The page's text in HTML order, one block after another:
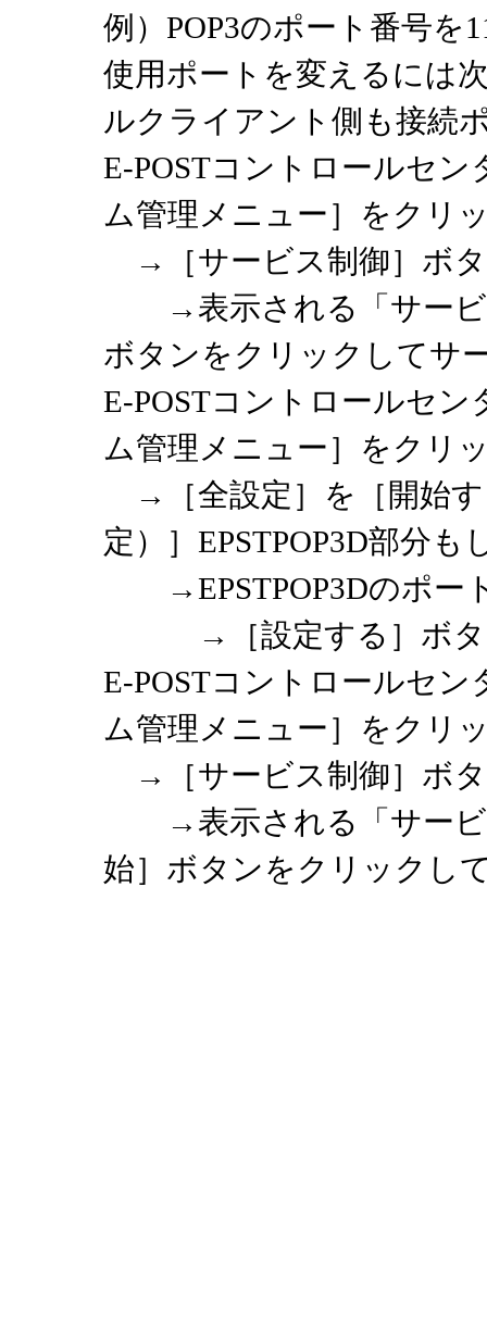
例）POP3のポート番号を
使用ポートを変えるには
ルクライアント側も接続
E-POSTコントロールセ
ム管理メニュー］をクリ
→［サービス制御］ボ
→表示される「サービ
ボタンをクリックしてサ
E-POSTコントロールセ
ム管理メニュー］をクリ
→［全設定］を［開始
定）］EPSTPOP3D部分も
→EPSTPOP3Dのポー
→［設定する］ボタ
E-POSTコントロールセ
ム管理メニュー］をクリ
→［サービス制御］ボ
→表示される「サービ
始］ボタンをクリックし